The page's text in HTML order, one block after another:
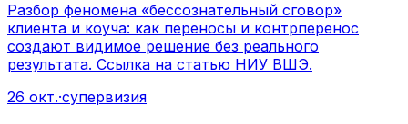
Разбор феномена «бессознательный сговор»
клиента и коуча: как переносы и контрперенос
создают видимое решение без реального
результата. Ссылка на статью НИУ ВШЭ.
26 окт.·супервизия